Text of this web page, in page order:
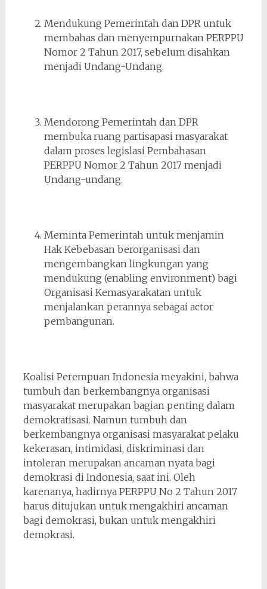
Mendukung Pemerintah dan DPR untuk
membahas dan menyempurnakan PERPPU
Nomor 2 Tahun 2017, sebelum disahkan
menjadi Undang-Undang.
Mendorong Pemerintah dan DPR
membuka ruang partisapasi masyarakat
dalam proses legislasi Pembahasan
PERPPU Nomor 2 Tahun 2017 menjadi
Undang-undang.
Meminta Pemerintah untuk menjamin
Hak Kebebasan berorganisasi dan
mengembangkan lingkungan yang
mendukung (enabling environment) bagi
Organisasi Kemasyarakatan untuk
menjalankan perannya sebagai actor
pembangunan.
Koalisi Perempuan Indonesia meyakini, bahwa
tumbuh dan berkembangnya organisasi
masyarakat merupakan bagian penting dalam
demokratisasi. Namun tumbuh dan
berkembangnya organisasi masyarakat pelaku
kekerasan, intimidasi, diskriminasi dan
intoleran merupakan ancaman nyata bagi
demokrasi di Indonesia, saat ini. Oleh
karenanya, hadirnya PERPPU No 2 Tahun 2017
harus ditujukan untuk mengakhiri ancaman
bagi demokrasi, bukan untuk mengakhiri
demokrasi.